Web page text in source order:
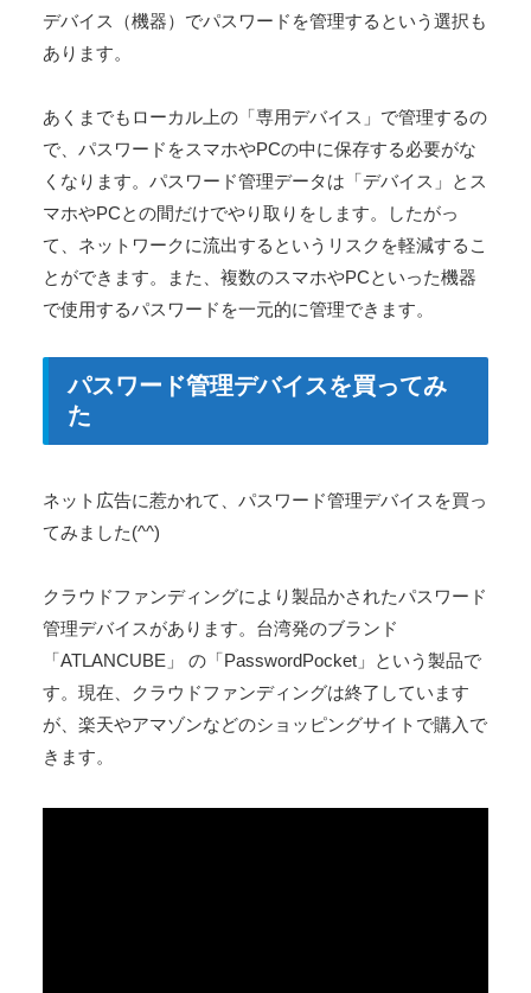
デバイス（機器）でパスワードを管理するという選択も
あります。
あくまでもローカル上の「専用デバイス」で管理するの
で、パスワードをスマホやPCの中に保存する必要がな
くなります。パスワード管理データは「デバイス」とス
マホやPCとの間だけでやり取りをします。したがっ
て、ネットワークに流出するというリスクを軽減するこ
とができます。また、複数のスマホやPCといった機器
で使用するパスワードを一元的に管理できます。
パスワード管理デバイスを買ってみ
た
ネット広告に惹かれて、パスワード管理デバイスを買っ
てみました(^^)
クラウドファンディングにより製品かされたパスワード
管理デバイスがあります。台湾発のブランド
「ATLANCUBE」 の「PasswordPocket」という製品で
す。現在、クラウドファンディングは終了しています
が、楽天やアマゾンなどのショッピングサイトで購入で
きます。